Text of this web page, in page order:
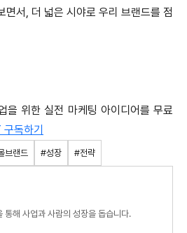
면서, 더 넓은 시야로 우리 브랜드를 점
을 위한 실전 마케팅 아이디어를 무료
독하기
브랜드 #성장 #전략
통해 사업과 사람의 성장을 돕습니다.